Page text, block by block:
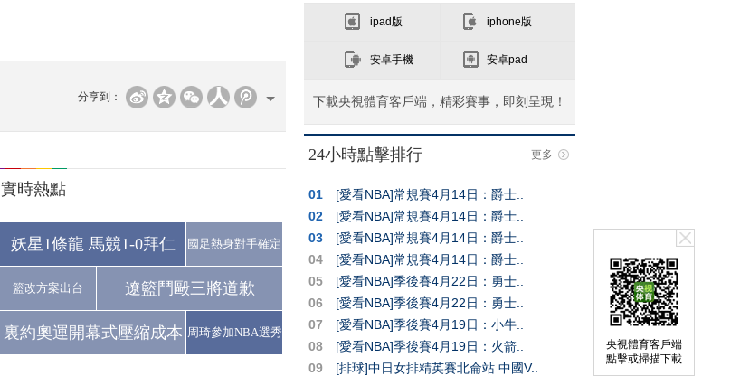
央視體育客戶端
點擊或掃描下載
分享到：
實時熱點
妖星1條龍 馬競1-0拜仁 國足熱身對手確定
籃改方案出台 遼籃鬥毆三將道歉
裏約奧運開幕式壓縮成本 周琦參加NBA選秀
ipad版 iphone版
安卓手機 安卓pad
下載央視體育客戶端，精彩賽事，即刻呈現！
24小時點擊排行 更多
01
[愛看NBA]常規賽4月14日：爵士..
02
[愛看NBA]常規賽4月14日：爵士..
03
[愛看NBA]常規賽4月14日：爵士..
04
[愛看NBA]常規賽4月14日：爵士..
05
[愛看NBA]季後賽4月22日：勇士..
06
[愛看NBA]季後賽4月22日：勇士..
07
[愛看NBA]季後賽4月19日：小牛..
08
[愛看NBA]季後賽4月19日：火箭..
09
[排球]中日女排精英賽北侖站 中國V..